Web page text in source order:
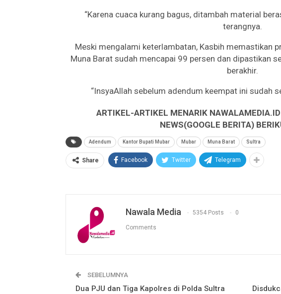
“Karena cuaca kurang bagus, ditambah material
terangnya.
Meski mengalami keterlambatan, Kasbih memastikan
Muna Barat sudah mencapai 99 persen dan dipastikan
berakhir.
“InsyaAllah sebelum adendum keempat ini sudah
ARTIKEL-ARTIKEL MENARIK
NEWS(GOOGLE BERITA)
Adendum Kantor Bupati Mubar Mubar Muna Barat Sultra
Share Facebook Twitter Telegram
Nawala Media 5354 Posts 0
Comments
SEBELUMNYA
Dua PJU dan Tiga Kapolres di Polda Sultra